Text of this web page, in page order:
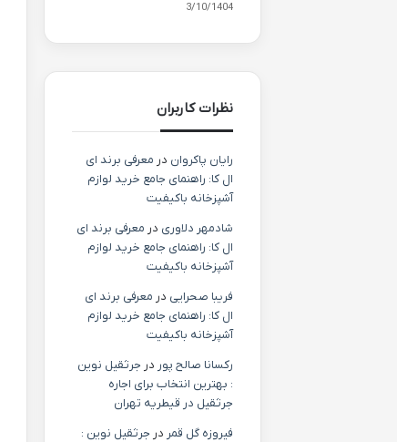
03/10/1404
نظرات کاربران
رایان پاکروان در معرفی برند ای
ال کا: راهنمای جامع خرید لوازم
آشپزخانه باکیفیت
شادمهر دلاوری در معرفی برند ای
ال کا: راهنمای جامع خرید لوازم
آشپزخانه باکیفیت
فریبا صحرایی در معرفی برند ای
ال کا: راهنمای جامع خرید لوازم
آشپزخانه باکیفیت
رکسانا صالح پور در جرثقیل نوین
: بهترین انتخاب برای اجاره
جرثقیل در قیطریه تهران
فیروزه گل قمر در جرثقیل نوین :